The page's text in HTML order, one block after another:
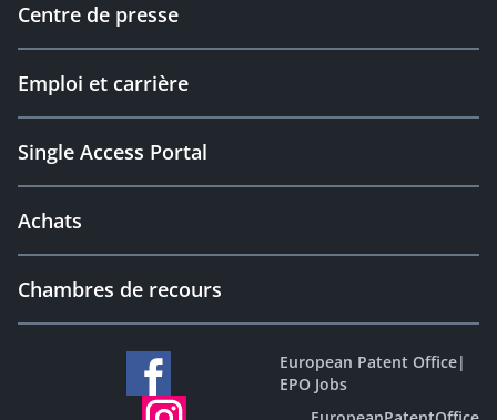
Centre de presse
Emploi et carrière
Single Access Portal
Achats
Chambres de recours
European Patent Office|
EPO Jobs